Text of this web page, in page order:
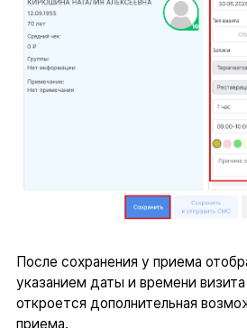
После сохранения у приема
указанием даты и времени
откроется дополнительная
приема.